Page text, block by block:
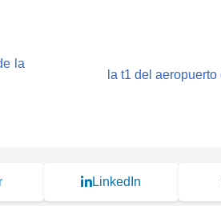
la
la t1 del aeropuerto
LinkedIn